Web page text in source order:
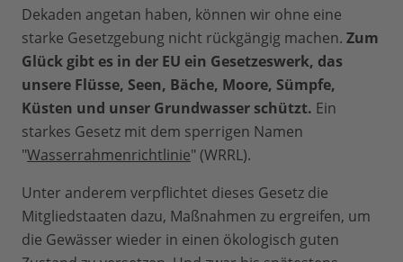
Dekaden angetan haben, können wir ohne eine
starke Gesetzgebung nicht rückgängig machen. Zum
Glück gibt es in der EU ein Gesetzeswerk, das
unsere Flüsse, Seen, Bäche, Moore, Sümpfe,
Küsten und unser Grundwasser schützt. Ein
starkes Gesetz mit dem sperrigen Namen
"Wasserrahmenrichtlinie" (WRRL).
Unter anderem verpflichtet dieses Gesetz die
Mitgliedstaaten dazu, Maßnahmen zu ergreifen, um
die Gewässer wieder in einen ökologisch guten